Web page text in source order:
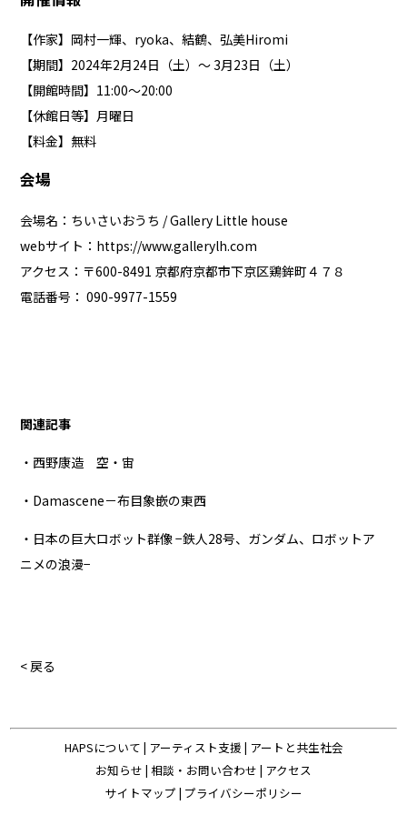
【作家】岡村一輝、ryoka、結鶴、弘美Hiromi
【期間】2024年2月24日（土）～ 3月23日（土）
【開館時間】11:00～20:00
【休館日等】月曜日
【料金】無料
会場
会場名：ちいさいおうち / Gallery Little house
webサイト： https://www.gallerylh.com
アクセス：〒600-8491 京都府京都市下京区鶏鉾町４７８
電話番号： 090-9977-1559
関連記事
・西野康造 空・宙
・Damascene－布目象嵌の東西
・日本の巨大ロボット群像 −鉄人28号、ガンダム、ロボットア
ニメの浪漫−
< 戻る
HAPSについて | アーティスト支援 | アートと共生社会
お知らせ | 相談・お問い合わせ | アクセス
サイトマップ | プライバシーポリシー